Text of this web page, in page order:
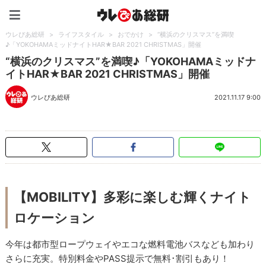
ウレぴあ総研 > ライフスタイル > おでかけ >
“横浜のクリスマス”を満喫
♪「YOKOHAMAミッドナイトHAR★BAR 2021 CHRISTMAS」開催
“横浜のクリスマス”を満喫♪「YOKOHAMAミッドナ
イトHAR★BAR 2021 CHRISTMAS」開催
ウレぴあ総研 2021.11.17 9:00
【MOBILITY】多彩に楽しむ輝くナイト
ロケーション
今年は都市型ロープウェイやエコな燃料電池バスなども加わり
さらに充実。特別料金やPASS提示で無料･割引もあり！